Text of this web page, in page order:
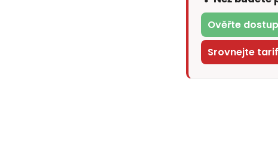
Ověřte
Srovnejte